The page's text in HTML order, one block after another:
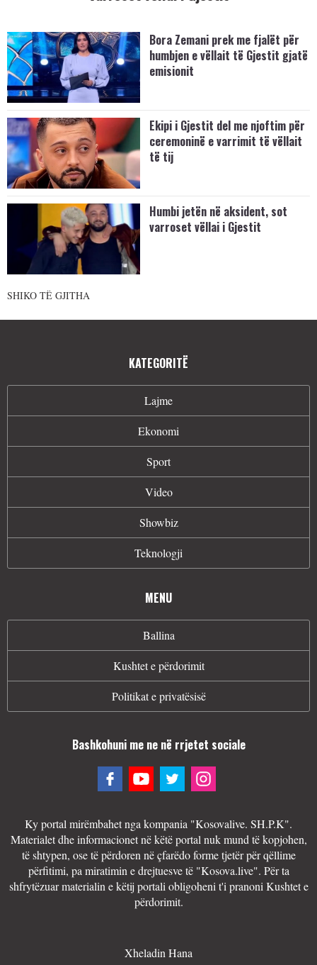
Bora Zemani prek me fjalët për
humbjen e vëllait të Gjestit gjatë
emisionit
Ekipi i Gjestit del me njoftim për
ceremoninë e varrimit të vëllait
të tij
Humbi jetën në aksident, sot
varroset vëllai i Gjestit
SHIKO TË GJITHA
KATEGORITË
Lajme
Ekonomi
Sport
Video
Showbiz
Teknologji
MENU
Ballina
Kushtet e përdorimit
Politikat e privatësisë
Bashkohuni me ne në rrjetet sociale
Ky portal mirëmbahet nga kompania "Kosovalive. SH.P.K".
Materialet dhe informacionet në këtë portal nuk mund të kopjohen,
të shtypen, ose të përdoren në çfarëdo forme tjetër për qëllime
përfitimi, pa miratimin e drejtuesve të "Kosova.live". Për ta
shfrytëzuar materialin e këtij portali obligoheni t'i pranoni Kushtet e
përdorimit.
Xheladin Hana